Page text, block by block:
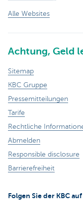
Alle Websites
Achtung, Geld
Sitemap
KBC Gruppe
Pressemitteilungen
Tarife
Rechtliche
Abmelden
Responsible disclosure
Barrierefreiheit
Folgen Sie der KBC auf